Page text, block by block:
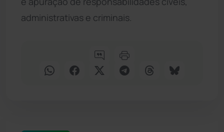
administrativas e criminais.